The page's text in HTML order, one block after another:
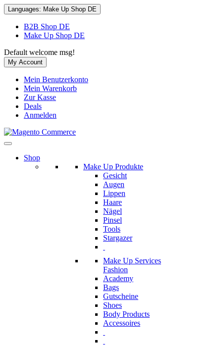
Languages: Make Up Shop DE
B2B Shop DE
Make Up Shop DE
Default welcome msg!
My Account
Mein Benutzerkonto
Mein Warenkorb
Zur Kasse
Deals
Anmelden
Shop
Make Up Produkte
Gesicht
Augen
Lippen
Haare
Nägel
Pinsel
Tools
Stargazer
Make Up Services
Fashion
Academy
Bags
Gutscheine
Shoes
Body Products
Accessoires